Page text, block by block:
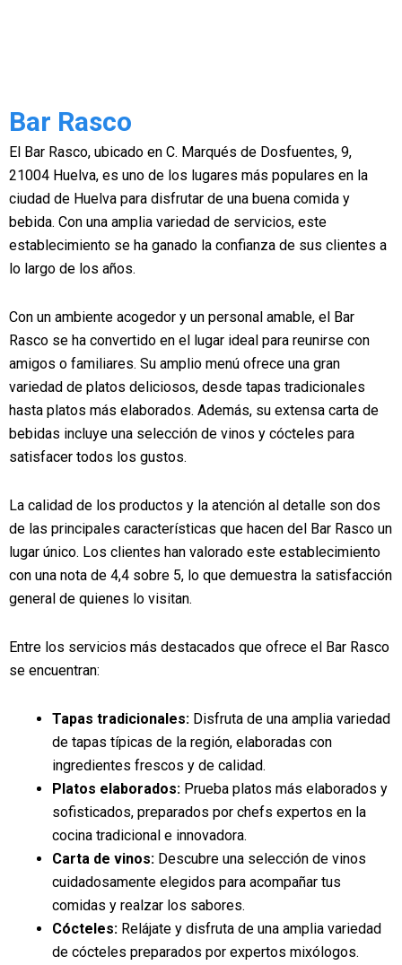
Bar Rasco
El Bar Rasco, ubicado en C. Marqués de Dosfuentes, 9,
21004 Huelva, es uno de los lugares más populares en la
ciudad de Huelva para disfrutar de una buena comida y
bebida. Con una amplia variedad de servicios, este
establecimiento se ha ganado la confianza de sus clientes a
lo largo de los años.
Con un ambiente acogedor y un personal amable, el Bar
Rasco se ha convertido en el lugar ideal para reunirse con
amigos o familiares. Su amplio menú ofrece una gran
variedad de platos deliciosos, desde tapas tradicionales
hasta platos más elaborados. Además, su extensa carta de
bebidas incluye una selección de vinos y cócteles para
satisfacer todos los gustos.
La calidad de los productos y la atención al detalle son dos
de las principales características que hacen del Bar Rasco un
lugar único. Los clientes han valorado este establecimiento
con una nota de 4,4 sobre 5, lo que demuestra la satisfacción
general de quienes lo visitan.
Entre los servicios más destacados que ofrece el Bar Rasco
se encuentran:
Tapas tradicionales: Disfruta de una amplia variedad
de tapas típicas de la región, elaboradas con
ingredientes frescos y de calidad.
Platos elaborados: Prueba platos más elaborados y
sofisticados, preparados por chefs expertos en la
cocina tradicional e innovadora.
Carta de vinos: Descubre una selección de vinos
cuidadosamente elegidos para acompañar tus
comidas y realzar los sabores.
Cócteles: Relájate y disfruta de una amplia variedad
de cócteles preparados por expertos mixólogos.